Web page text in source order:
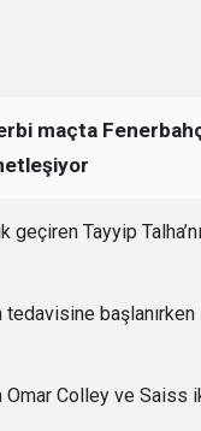
maçta
geçiren Tayyip
tedavisine
Omar Colley ve